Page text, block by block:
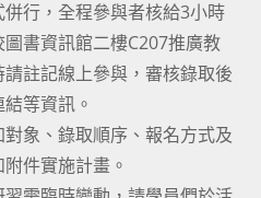
行，全程參與者核給3小時
書資訊館二樓C207推廣教
註記線上參與，審核錄取後
等資訊。
象、錄取順序、報名方式及
件實施計畫。